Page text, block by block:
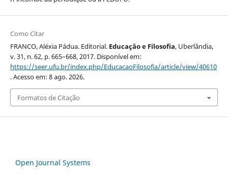
Como Citar
FRANCO, Aléxia Pádua. Editorial. Educação e Filosofia, Uberlândia,
v. 31, n. 62, p. 665–668, 2017. Disponível em:
https://seer.ufu.br/index.php/EducacaoFilosofia/article/view/40610
. Acesso em: 8 ago. 2026.
Formatos de Citação
Open Journal Systems